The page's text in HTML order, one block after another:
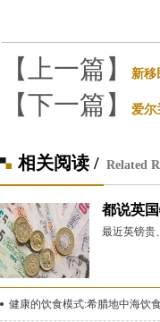
【上一篇】 新移
【下一篇】 爱尔
相关阅读 / Related
都说英
最近英镑贵
健康的饮食模式:希腊地中海饮